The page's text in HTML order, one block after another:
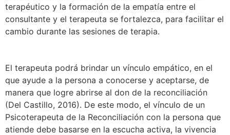
terapéutico y la formación de la empatía entre el
consultante y el terapeuta se fortalezca, para facilitar el
cambio durante las sesiones de terapia.
El terapeuta podrá brindar un vínculo empático, en el
que ayude a la persona a conocerse y aceptarse, de
manera que logre abrirse al don de la reconciliación
(Del Castillo, 2016). De este modo, el vínculo de un
Psicoterapeuta de la Reconciliación con la persona que
atiende debe basarse en la escucha activa, la vivencia